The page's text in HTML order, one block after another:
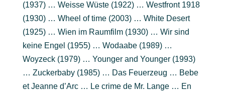
(1937) … Weisse Wüste (1922) … Westfront 1918
(1930) … Wheel of time (2003) … White Desert
(1925) … Wien im Raumfilm (1930) … Wir sind
keine Engel (1955) … Wodaabe (1989) …
Woyzeck (1979) … Younger and Younger (1993)
… Zuckerbaby (1985) … Das Feuerzeug … Bebe
et Jeanne d’Arc … Le crime de Mr. Lange … En